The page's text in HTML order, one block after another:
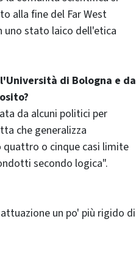
alla fine del Far West
stato laico dell'etica
di Bologna e da
da alcuni politici per
che generalizza
o cinque casi limite
secondo logica".
un po' più rigido di